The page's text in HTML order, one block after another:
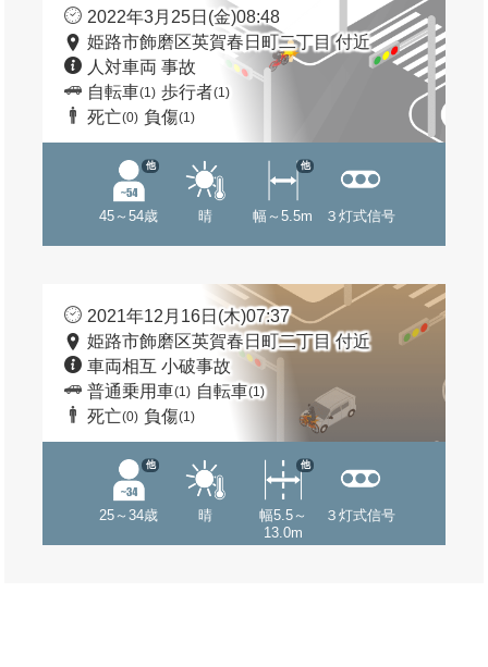
2022年3月25日(金)08:48
姫路市飾磨区英賀春日町二丁目 付近
人対車両 事故
自転車(1) 歩行者(1)
死亡(0) 負傷(1)
45～54歳
他
晴 幅～5.5m
他
３灯式信号
2021年12月16日(木)07:37
姫路市飾磨区英賀春日町二丁目 付近
車両相互 小破事故
普通乗用車(1) 自転車(1)
死亡(0) 負傷(1)
25～34歳
他
晴
幅5.5～
13.0m
他
３灯式信号